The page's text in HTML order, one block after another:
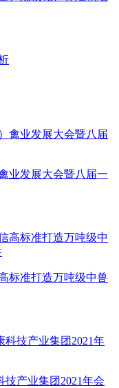
业发展大会暨八届一
标准打造万吨级中兽
产业集团2021年会